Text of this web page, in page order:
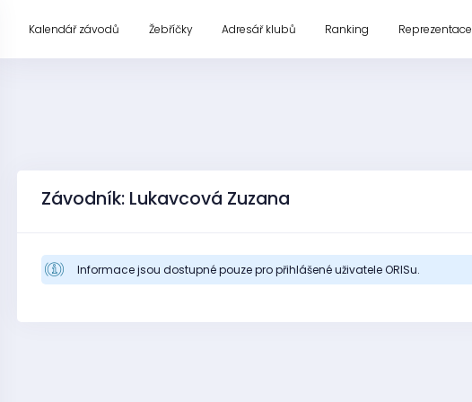
Kalendář závodů Žebříčky Adresář klubů Ranking Reprezentace
Závodník: Lukavcová Zuzana
Informace jsou dostupné pouze pro přihlášené uživatele ORISu.